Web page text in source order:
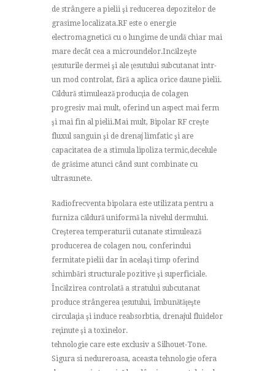
de strângere a pielii şi reducerea depozitelor de
grasime localizata.RF este o energie
electromagnetică cu o lungime de undă chiar mai
mare decât cea a microundelor.Incălzeşte
ţesuturile dermei şi ale ţesutului subcutanat intr-
un mod controlat, fără a aplica orice daune pielii.
Căldură stimulează producţia de colagen
progresiv mai mult, oferind un aspect mai ferm
şi mai fin al pielii.Mai mult, Bipolar RF creşte
fluxul sanguin şi de drenaj limfatic şi are
capacitatea de a stimula lipoliza termic,decelule
de grăsime atunci când sunt combinate cu
ultrasunete.
Radiofrecventa bipolara este utilizata pentru a
furniza căldură uniformă la nivelul dermului.
Creşterea temperaturii cutanate stimulează
producerea de colagen nou, conferindui
fermitate pielii dar în acelaşi timp oferind
schimbări structurale pozitive şi superficiale.
Încălzirea controlată a stratului subcutanat
produce strângerea ţesutului, îmbunătăţeşte
circulaţia şi induce reabsorbtia, drenajul fluidelor
reţinute şi a toxinelor.
tehnologie care este exclusiv a Silhouet-Tone.
Sigura si nedureroasa, aceasta tehnologie ofera